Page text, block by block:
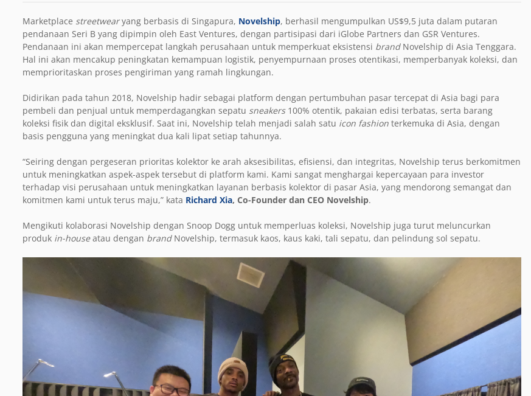
Marketplace streetwearyang berbasis di Singapura, Novelship, berhasil mengumpulkan US$9,5 juta dalam putaran
pendanaan Seri B yang dipimpin oleh East Ventures, dengan partisipasi dari iGlobe Partners dan GSR Ventures.
Pendanaan ini akan mempercepat langkah perusahaan untuk memperkuat eksistensi brand Novelship di Asia Tenggara.
Hal ini akan mencakup peningkatan kemampuan logistik, penyempurnaan proses otentikasi, memperbanyak koleksi, dan
memprioritaskan proses pengiriman yang ramah lingkungan.
Didirikan pada tahun 2018, Novelship hadir sebagai platform dengan pertumbuhan pasar tercepat di Asia bagi para
pembeli dan penjual untuk memperdagangkan sepatu sneakers100% otentik, pakaian edisi terbatas, serta barang
koleksi fisik dan digital eksklusif. Saat ini, Novelship telah menjadi salah satu icon fashion terkemuka di Asia, dengan
basis pengguna yang meningkat dua kali lipat setiap tahunnya.
“Seiring dengan pergeseran prioritas kolektor ke arah aksesibilitas, efisiensi, dan integritas, Novelship terus berkomitmen
untuk meningkatkan aspek-aspek tersebut di platform kami. Kami sangat menghargai kepercayaan para investor
terhadap visi perusahaan untuk meningkatkan layanan berbasis kolektor di pasar Asia, yang mendorong semangat dan
komitmen kami untuk terus maju,” kata Richard Xia, Co-Founder dan CEO Novelship.
Mengikuti kolaborasi Novelship dengan Snoop Dogg untuk memperluas koleksi, Novelship juga turut meluncurkan
produk in-houseatau dengan brand Novelship, termasuk kaos, kaus kaki, tali sepatu, dan pelindung sol sepatu.